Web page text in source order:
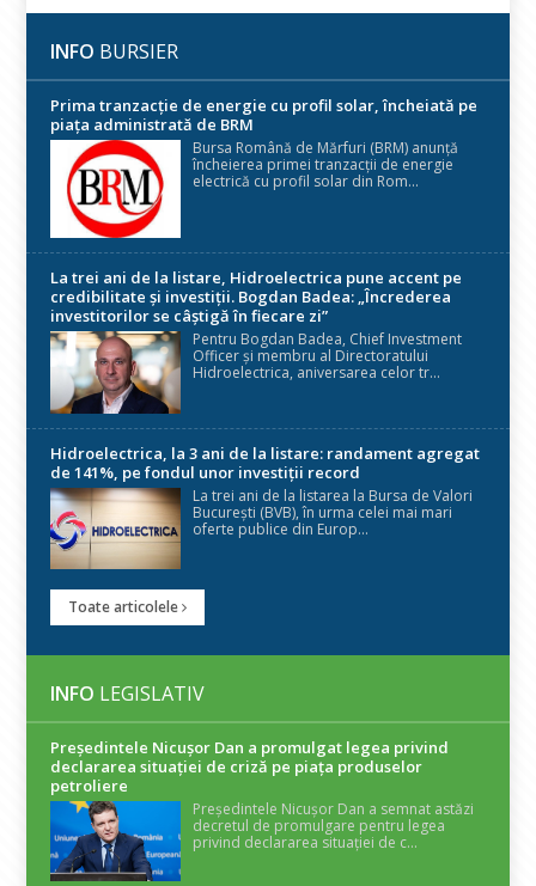
INFO BURSIER
Prima tranzacție de energie cu profil solar, încheiată pe
piața administrată de BRM
Bursa Română de Mărfuri (BRM) anunță
încheierea primei tranzacții de energie
electrică cu profil solar din Rom...
La trei ani de la listare, Hidroelectrica pune accent pe
credibilitate și investiții. Bogdan Badea: „Încrederea
investitorilor se câștigă în fiecare zi”
Pentru Bogdan Badea, Chief Investment
Officer și membru al Directoratului
Hidroelectrica, aniversarea celor tr...
Hidroelectrica, la 3 ani de la listare: randament agregat
de 141%, pe fondul unor investiții record
La trei ani de la listarea la Bursa de Valori
București (BVB), în urma celei mai mari
oferte publice din Europ...
Toate articolele
INFO LEGISLATIV
Președintele Nicuşor Dan a promulgat legea privind
declararea situaţiei de criză pe piaţa produselor
petroliere
Președintele Nicușor Dan a semnat astăzi
decretul de promulgare pentru legea
privind declararea situației de c...